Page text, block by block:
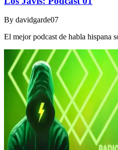
By davidgarde07
El mejor podcast de habla hispana